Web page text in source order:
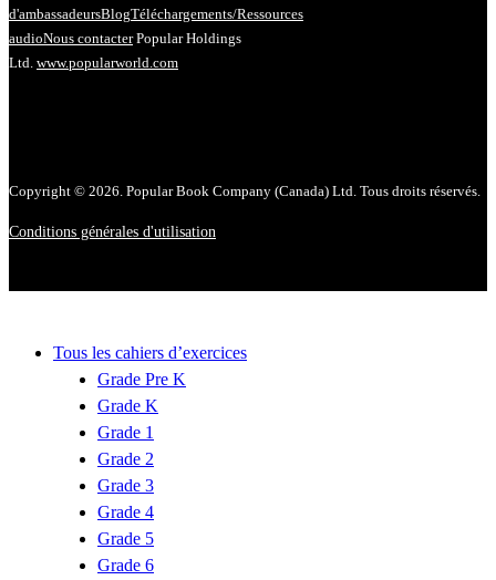
d'ambassadeursBlogTéléchargements/Ressources
audioNous contacter Popular Holdings
Ltd. www.popularworld.com
Copyright © 2026. Popular Book Company (Canada) Ltd. Tous droits réservés.
Conditions générales d'utilisation
Tous les cahiers d’exercices
Grade Pre K
Grade K
Grade 1
Grade 2
Grade 3
Grade 4
Grade 5
Grade 6